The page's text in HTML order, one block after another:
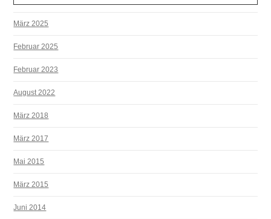
März 2025
Februar 2025
Februar 2023
August 2022
März 2018
März 2017
Mai 2015
März 2015
Juni 2014